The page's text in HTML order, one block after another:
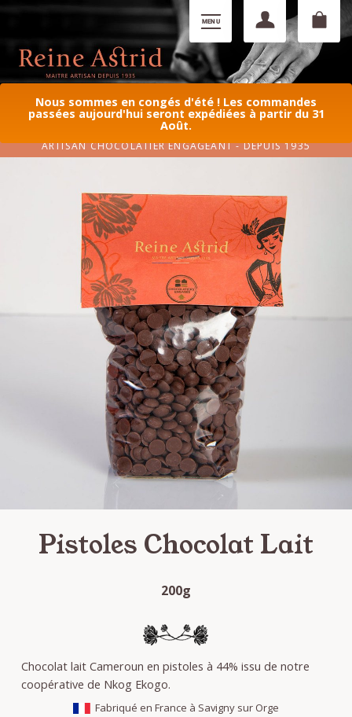
Nous sommes en congés d'été ! Les commandes
passées aujourd'hui seront expédiées à partir du 31
Août.
ARTISAN CHOCOLATIER ENGAGEANT - DEPUIS 1935
Pistoles Chocolat Lait
200g
Chocolat lait Cameroun en pistoles à 44% issu de notre
coopérative de Nkog Ekogo.
Fabriqué en France à Savigny sur Orge